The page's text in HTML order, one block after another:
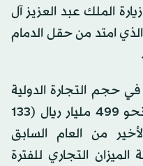
الملك عبد العزيز آل
امتد من حقل الدمام
حجم التجارة الدولية
للصادرات والواردات السلعية بنحو 499 مليار ريال (133
من العام السابق
التجاري للفترة